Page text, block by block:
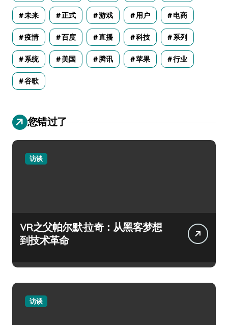
未来 正式 游戏 用户 电商
疫情 百度 直播 科技 系列
系统 美国 腾讯 苹果 行业
谷歌
您错过了
访谈
VR之父帕尔默·拉奇：从黑客梦想
到技术革命
访谈